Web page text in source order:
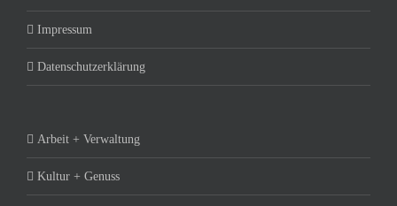
Impressum
Datenschutzerklärung
Arbeit + Verwaltung
Kultur + Genuss